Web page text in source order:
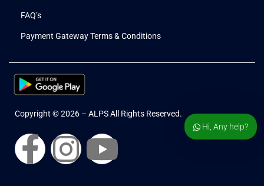
FAQ’s
Payment Gateway Terms & Conditions
Copyright © 2026 – ALPS All Rights Reserved.
Hi, Any help?